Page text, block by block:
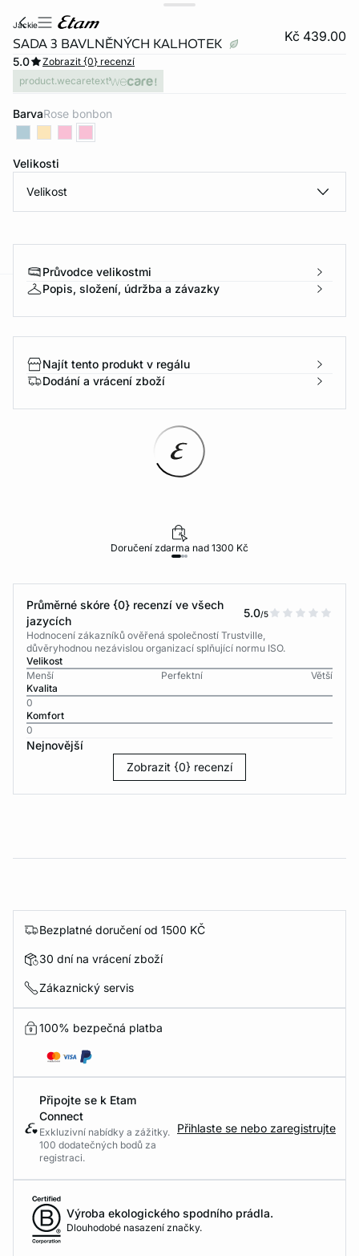
jackie
SADA 3 BAVLNĚNÝCH KALHOTEK Kč 439.00
5.0
Zobrazit {0} recenzí
product.wecaretext
Barva rose bonbon
Velikosti
Velikost
Průvodce velikostmi
Popis, složení, údržba a závazky
Najít tento produkt v regálu
Dodání a vrácení zboží
Doručení zdarma nad 1300 Kč
Průměrné skóre {0} recenzí ve všech
jazycích
5.0/5
Hodnocení zákazníků ověřená společností Trustville,
důvěryhodnou nezávislou organizací splňující normu ISO.
Velikost
Menší
Perfektní
Větší
Kvalita
0
Komfort
0
Nejnovější
Zobrazit {0} recenzí
Bezplatné doručení od 1500 KČ
30 dní na vrácení zboží
Zákaznický servis
100% bezpečná platba
Připojte se k Etam
Connect
Exkluzivní nabídky a zážitky.
100 dodatečných bodů za
registraci.
Přihlaste se nebo zaregistrujte
Výroba ekologického spodního prádla.
Dlouhodobé nasazení značky.